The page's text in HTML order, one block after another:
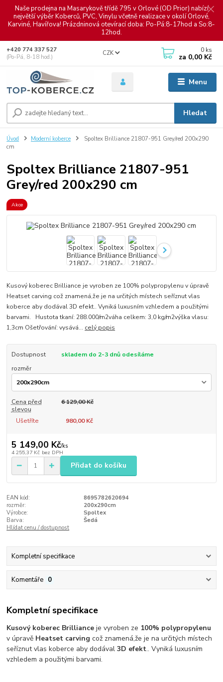
Naše prodejna na Masarykově třídě 795 v Orlové (OD Prior) nabízí
největší výběr Koberců, PVC, Vinylu včetně realizace v okolí Orlové,
Karviné, Havířova! Prázdninová otevírací doba: Po-Pá:8-17hod a So:8-
12hod.
Menu
CZK
Hledat
+420 774 337 527
(Po-Pá, 8-18 hod.)
0 ks
za 0,00 Kč
Úvod Moderní koberce
Spoltex Brilliance 21807-951 Grey/red 200x290
cm
Spoltex Brilliance 21807-951
Grey/red 200x290 cm
Akce
Kusový koberec Brilliance je vyroben ze 100% polypropylenu v úpravě
Heatset carving což znamená,že je na určitých místech seříznut vlas
koberce aby dodával 3D efekt.. Vyniká luxusním vzhledem a použitými
barvami. Hustota tkaní: 288.000/m2váha celkem: 3,0 kg/m2výška vlasu:
1,3cm Ošetřování: vysává... celý popis
Dostupnost
skladem do 2-3 dnů odesíláme
rozměr
Cena před
slevou
6 129,00 Kč
Ušetříte 980,00 Kč
5 149,00 Kč/ks
4 255,37 Kč bez DPH
Přidat do košíku
EAN kód:
8695782620694
rozměr:
200x290cm
Výrobce:
Spoltex
Barva:
Šedá
Hlídat cenu / dostupnost
Kompletní specifikace
Komentáře 0
Kompletní specifikace
Kusový koberec Brilliance je vyroben ze 100% polypropylenu
v úpravě Heatset carving což znamená,že je na určitých místech
seříznut vlas koberce aby dodával3D efekt.. Vyniká luxusním
vzhledem a použitými barvami.